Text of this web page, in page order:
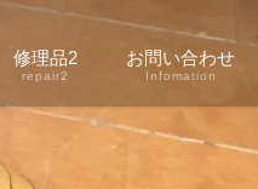
修理品2
repair2
お問い合わせ
Infomation